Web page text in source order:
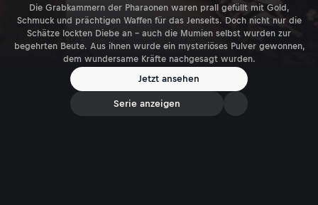
Die Grabkammern der Pharaonen waren prall gefüllt mit Gold,
Schmuck und prächtigen Waffen für das Jenseits. Doch nicht nur die
Schätze lockten Diebe an – auch die Mumien selbst wurden zur
begehrten Beute. Aus ihnen wurde ein mysteriöses Pulver gewonnen,
dem wundersame Kräfte nachgesagt wurden.
Jetzt ansehen
Serie anzeigen